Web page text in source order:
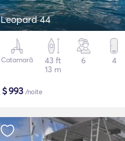
Leopard 44
Catamarã
43 ft
13 m
6 4
$993 /noite